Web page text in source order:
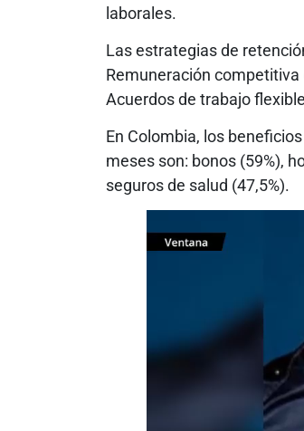
laborales.
Las estrategias de
Remuneración competitiva
Acuerdos de trabajo
En Colombia, los
meses son: bonos (59%),
seguros de salud (47,5%).